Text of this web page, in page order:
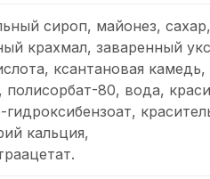
сироп, майонез, сахар,
крахмал, заваренный
ксантановая камедь,
полисорбат-80, вода,
кальция,